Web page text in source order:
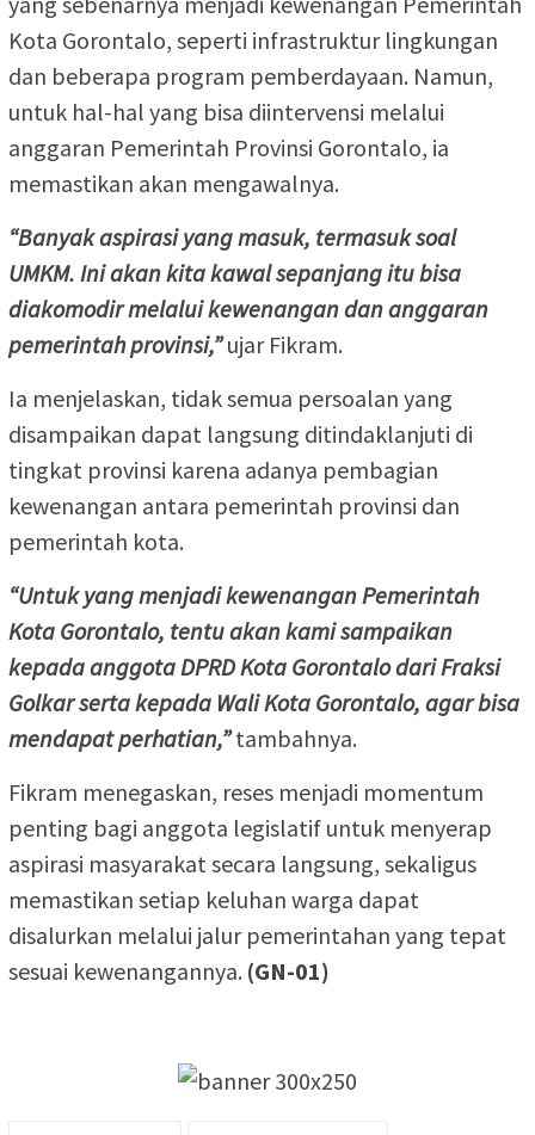
Kota Gorontalo, seperti infrastruktur lingkungan
dan beberapa program pemberdayaan. Namun,
untuk hal-hal yang bisa diintervensi melalui
anggaran Pemerintah Provinsi Gorontalo, ia
memastikan akan mengawalnya.
“Banyak aspirasi yang masuk, termasuk soal
UMKM. Ini akan kita kawal sepanjang itu bisa
diakomodir melalui kewenangan dan anggaran
pemerintah provinsi,”ujar Fikram.
Ia menjelaskan, tidak semua persoalan yang
disampaikan dapat langsung ditindaklanjuti di
tingkat provinsi karena adanya pembagian
kewenangan antara pemerintah provinsi dan
pemerintah kota.
“Untuk yang menjadi kewenangan Pemerintah
Kota Gorontalo, tentu akan kami sampaikan
kepada anggota DPRD Kota Gorontalo dari Fraksi
Golkar serta kepada Wali Kota Gorontalo, agar bisa
mendapat perhatian,”tambahnya.
Fikram menegaskan, reses menjadi momentum
penting bagi anggota legislatif untuk menyerap
aspirasi masyarakat secara langsung, sekaligus
memastikan setiap keluhan warga dapat
disalurkan melalui jalur pemerintahan yang tepat
sesuai kewenangannya. (GN-01)